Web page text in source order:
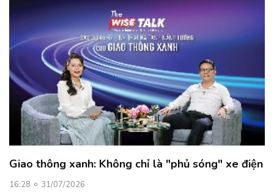
Giao thông xanh: Không chỉ là "phủ sóng" xe điện
16:28 31/07/2026